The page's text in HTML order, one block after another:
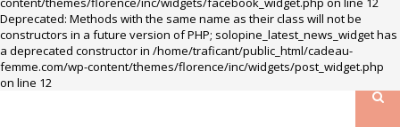
Deprecated: Methods with the same name as their class will not be
constructors in a future version of PHP; solopine_latest_news_widget has
a deprecated constructor in /home/traficant/public_html/cadeau-
femme.com/wp-content/themes/florence/inc/widgets/post_widget.php
on line 12